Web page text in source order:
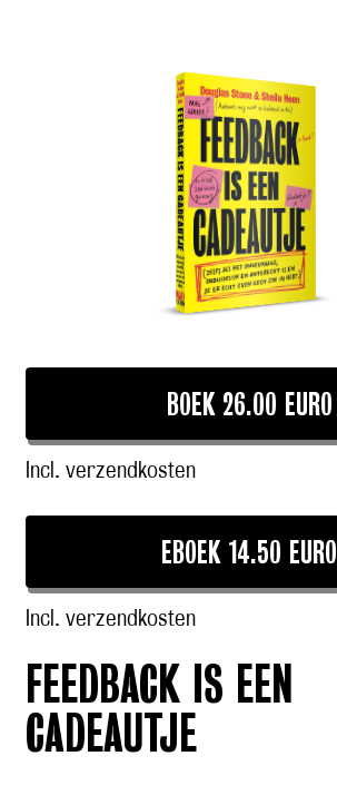
BOEK 26.00 EURO
Incl. verzendkosten
EBOEK 14.50 EURO
Incl. verzendkosten
FEEDBACK IS EEN
CADEAUTJE